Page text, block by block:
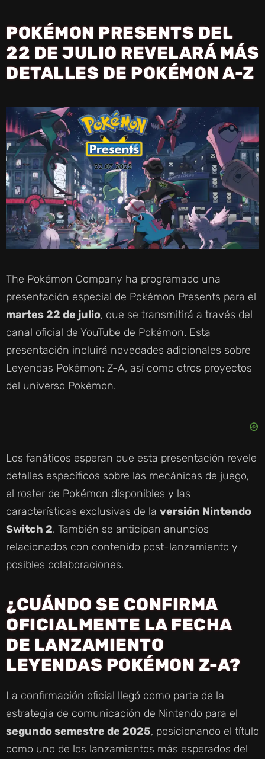
POKÉMON PRESENTS DEL
22 DE JULIO REVELARÁ MÁS
DETALLES DE POKÉMON A-Z
The Pokémon Company ha programado una
presentación especial de Pokémon Presents para el
martes 22 de julio, que se transmitirá a través del
canal oficial de YouTube de Pokémon. Esta
presentación incluirá novedades adicionales sobre
Leyendas Pokémon: Z-A, así como otros proyectos
del universo Pokémon.
Los fanáticos esperan que esta presentación revele
detalles específicos sobre las mecánicas de juego,
el roster de Pokémon disponibles y las
características exclusivas de la versión Nintendo
Switch 2. También se anticipan anuncios
relacionados con contenido post-lanzamiento y
posibles colaboraciones.
¿CUÁNDO SE CONFIRMA
OFICIALMENTE LA FECHA
DE LANZAMIENTO
LEYENDAS POKÉMON Z-A?
La confirmación oficial llegó como parte de la
estrategia de comunicación de Nintendo para el
segundo semestre de 2025, posicionando el título
como uno de los lanzamientos más esperados del